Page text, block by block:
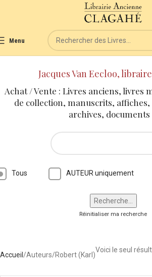
Menu
Jacques Van Eecloo,
Achat / Vente : Livres anciens, livres
de collection, manuscrits,
archives, documents
Tous AUTEUR uniquement
Réinitialiser ma recherche
Accueil Auteurs Robert (Karl)
Voici le seul